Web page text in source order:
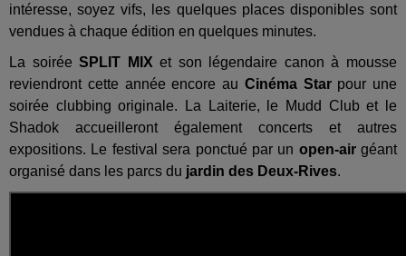
intéresse, soyez vifs, les quelques places disponibles sont
vendues à chaque édition en quelques minutes.
La soiréeSPLIT MIX et son légendaire canon à mousse
reviendront cette année encore au Cinéma Starpour une
soirée clubbing originale. La Laiterie, le Mudd Club et le
Shadok accueilleront également concerts et autres
expositions. Le festival sera ponctué par un open-airgéant
organisé dans les parcs du jardin des Deux-Rives.